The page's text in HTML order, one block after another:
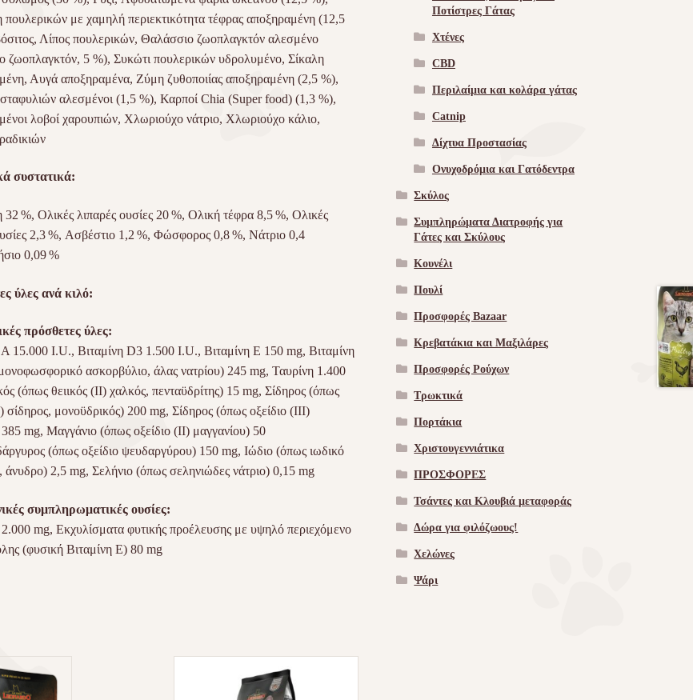
πουλερικών με χαμηλή περιεκτικότητα τέφρας αποξηραμένη (12,5
Λίπος πουλερικών, Θαλάσσιο ζωοπλαγκτόν αλεσμένο
ζωοπλαγκτόν, 5 %), Συκώτι πουλερικών υδρολυμένο, Σίκαλη
Αυγά αποξηραμένα, Ζύμη ζυθοποιίας αποξηραμένη (2,5 %),
αλεσμένοι (1,5 %), Καρποί Chia (Super food) (1,3 %),
λοβοί χαρουπιών, Χλωριούχο νάτριο, Χλωριούχο κάλιο,
συστατικά:
32 %, Ολικές λιπαρές ουσίες 20 %, Ολική τέφρα 8,5 %, Ολικές
2,3 %, Ασβέστιο 1,2 %, Φώσφορος 0,8 %, Νάτριο 0,4
0,09 %
ύλες ανά κιλό:
πρόσθετες ύλες:
A 15.000 I.U., Βιταμίνη D3 1.500 I.U., Βιταμίνη Ε 150 mg, Βιταμίνη
ασκορβύλιο, άλας νατρίου) 245 mg, Ταυρίνη 1.400
(όπως θειικός (ΙΙ) χαλκός, πενταϋδρίτης) 15 mg, Σίδηρος (όπως
σίδηρος, μονοϋδρικός) 200 mg, Σίδηρος (όπως οξείδιο (ΙΙΙ)
mg, Μαγγάνιο (όπως οξείδιο (ΙΙ) μαγγανίου) 50
(όπως οξείδιο ψευδαργύρου) 150 mg, Ιώδιο (όπως ιωδικό
άνυδρο) 2,5 mg, Σελήνιο (όπως σεληνιώδες νάτριο) 0,15 mg
συμπληρωματικές ουσίες:
2.000 mg, Εκχυλίσματα φυτικής προέλευσης με υψηλό περιεχόμενο
(φυσική Βιταμίνη Ε) 80 mg
Ποτίστρες Γάτας
Χτένες
CBD
Περιλαίμια και κολάρα γάτας
Catnip
Δίχτυα Προστασίας
Ονυχοδρόμια και Γατόδεντρα
Σκύλος
Συμπληρώματα Διατροφής για
Γάτες και Σκύλους
Κουνέλι
Πουλί
Προσφορές Bazaar
Κρεβατάκια και Μαξιλάρες
Προσφορές Ρούχων
Τρωκτικά
Πορτάκια
Χριστουγεννιάτικα
ΠΡΟΣΦΟΡΕΣ
Τσάντες και Κλουβιά μεταφοράς
Δώρα για φιλόζωους!
Χελώνες
Ψάρι